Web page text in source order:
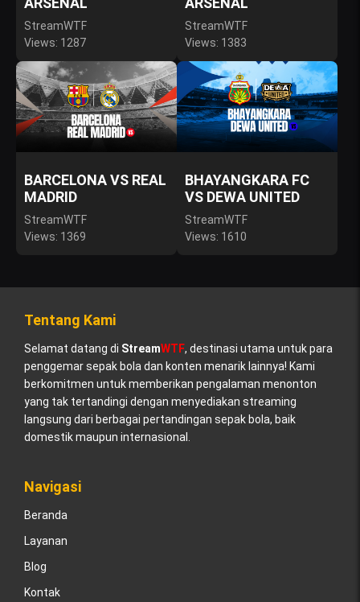
StreamWTF
Views: 1287
StreamWTF
Views: 1383
BARCELONA VS REAL
MADRID
StreamWTF
Views: 1369
BHAYANGKARA FC
VS DEWA UNITED
StreamWTF
Views: 1610
Tentang Kami
Selamat datang di StreamWTF, destinasi utama untuk para
penggemar sepak bola dan konten menarik lainnya! Kami
berkomitmen untuk memberikan pengalaman menonton
yang tak tertandingi dengan menyediakan streaming
langsung dari berbagai pertandingan sepak bola, baik
domestik maupun internasional.
Navigasi
Beranda
Layanan
Blog
Kontak